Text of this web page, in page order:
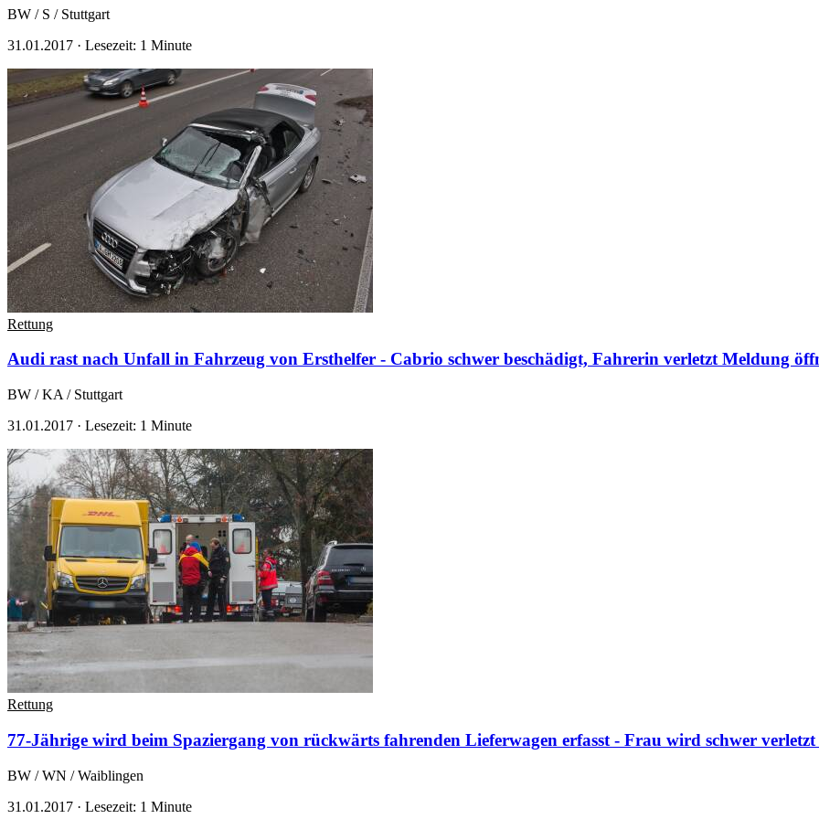
BW / S / Stuttgart
31.01.2017 · Lesezeit: 1 Minute
Rettung
Audi rast nach Unfall in Fahrzeug von Ersthelfer - Cabrio schwer beschädigt, Fahrerin verletztMeldung
BW / KA / Stuttgart
31.01.2017 · Lesezeit: 1 Minute
Rettung
77-Jährige wird beim Spaziergang von rückwärts fahrenden Lieferwagen erfasst - Frau wird schwer
BW / WN / Waiblingen
31.01.2017 · Lesezeit: 1 Minute